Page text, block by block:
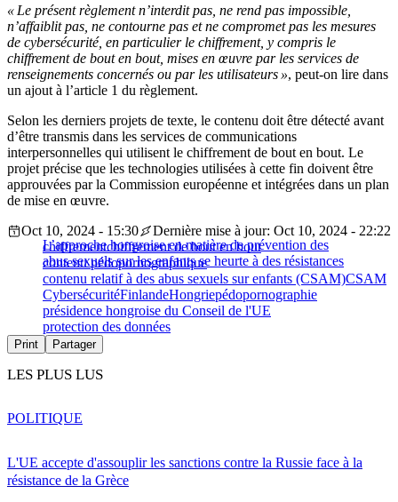
« Le présent règlement n’interdit pas, ne rend pas impossible,
n’affaiblit pas, ne contourne pas et ne compromet pas les mesures
de cybersécurité, en particulier le chiffrement, y compris le
chiffrement de bout en bout, mises en œuvre par les services de
renseignements concernés ou par les utilisateurs », peut-on lire dans
un ajout à l’article 1 du règlement.
Selon les derniers projets de texte, le contenu doit être détecté avant
d’être transmis dans les services de communications
interpersonnelles qui utilisent le chiffrement de bout en bout. Le
projet précise que les technologies utilisées à cette fin doivent être
approuvées par la Commission européenne et intégrées dans un plan
de mise en œuvre.
L’approche hongroise en matière de prévention des
abus sexuels sur les enfants se heurte à des résistances
Oct 10, 2024 - 15:30
Dernière mise à jour: Oct 10, 2024 - 22:22
chiffrementchiffrement de bout en bout
contenu pédopornographique
contenu relatif à des abus sexuels sur enfants (CSAM)CSAM
CybersécuritéFinlandeHongriepédopornographie
présidence hongroise du Conseil de l'UE
protection des données
Print Partager
LES PLUS LUS
L'UE accepte d'assouplir les sanctions contre la Russie face à la
résistance de la Grèce
POLITIQUE